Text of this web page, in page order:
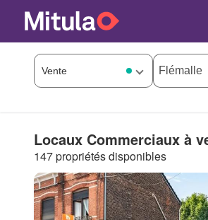
Locaux Commerciaux à
147 propriétés disponibles